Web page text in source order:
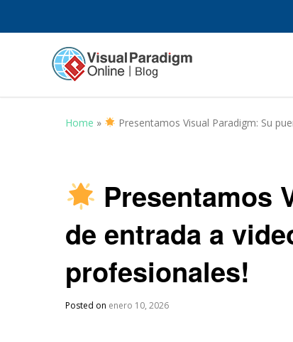
Home » Presentamos Visual Paradigm: Su
Presentamos
de entrada a
profesionales!
Posted on enero 10, 2026